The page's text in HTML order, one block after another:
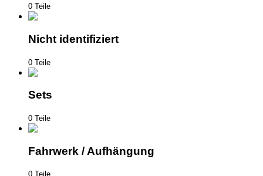
0 Teile
Nicht identifiziert
0 Teile
Sets
0 Teile
Fahrwerk / Aufhängung
0 Teile